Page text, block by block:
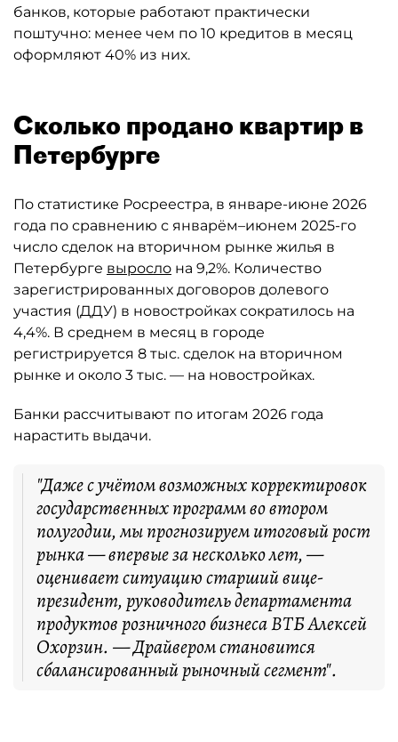
банков, которые работают практически
поштучно: менее чем по 10 кредитов в месяц
оформляют 40% из них.
Сколько продано квартир в
Петербурге
По статистике Росреестра, в январе-июне 2026
года по сравнению с январём–июнем 2025-го
число сделок на вторичном рынке жилья в
Петербурге выросло на 9,2%. Количество
зарегистрированных договоров долевого
участия (ДДУ) в новостройках сократилось на
4,4%. В среднем в месяц в городе
регистрируется 8 тыс. сделок на вторичном
рынке и около 3 тыс. — на новостройках.
Банки рассчитывают по итогам 2026 года
нарастить выдачи.
"Даже с учётом возможных корректировок
государственных программ во втором
полугодии, мы прогнозируем итоговый рост
рынка — впервые за несколько лет, —
оценивает ситуацию старший вице-
президент, руководитель департамента
продуктов розничного бизнеса ВТБ Алексей
Охорзин. — Драйвером становится
сбалансированный рыночный сегмент".